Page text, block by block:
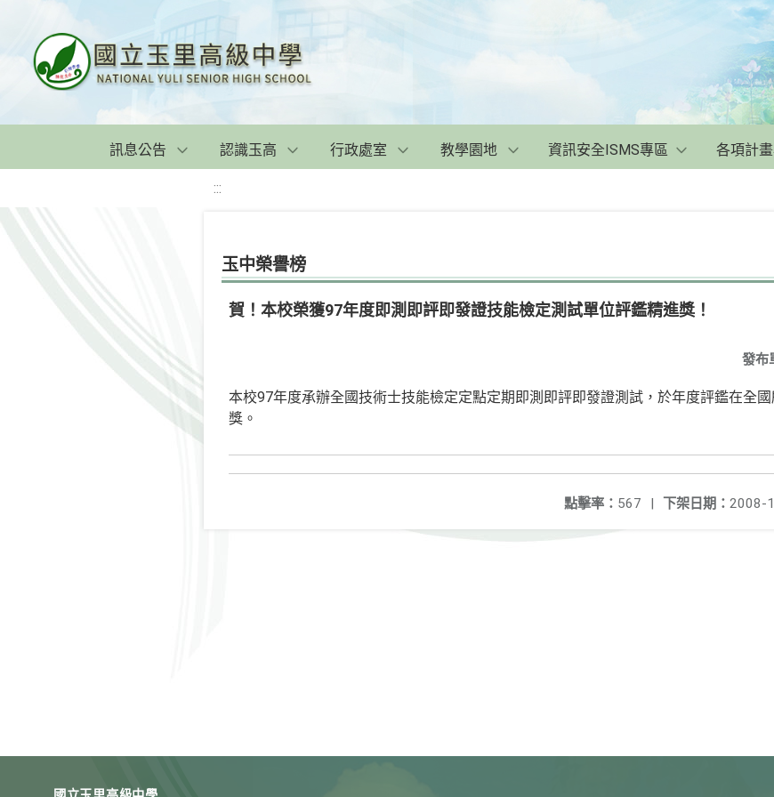
訊息公告 認識玉高 行政處室 教學園地 資訊安全ISMS專區 各項計
:::
玉中榮譽榜
賀！本校榮獲97年度即測即評即發證技能檢定測試單位評鑑精進獎！
發布
本校97年度承辦全國技術士技能檢定定點定期即測即評即發證測試，於年度評鑑在全
獎。
下架日期： 2008-
點擊率： 567 |